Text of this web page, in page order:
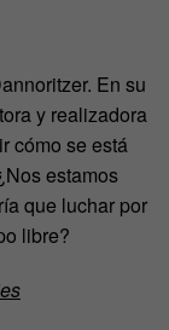
En su
y realizadora
cómo se está
estamos
que luchar por
libre?